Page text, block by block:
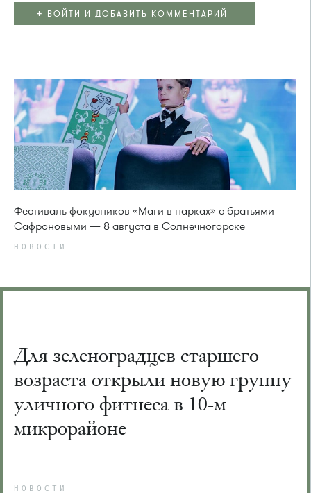
+ ВОЙТИ И ДОБАВИТЬ КОММЕНТАРИЙ
Фестиваль фокусников «Маги в парках» с братьями
Сафроновыми — 8 августа в Солнечногорске
НОВОСТИ
Для зеленоградцев старшего
возраста открыли новую группу
уличного фитнеса в 10-м
микрорайоне
НОВОСТИ